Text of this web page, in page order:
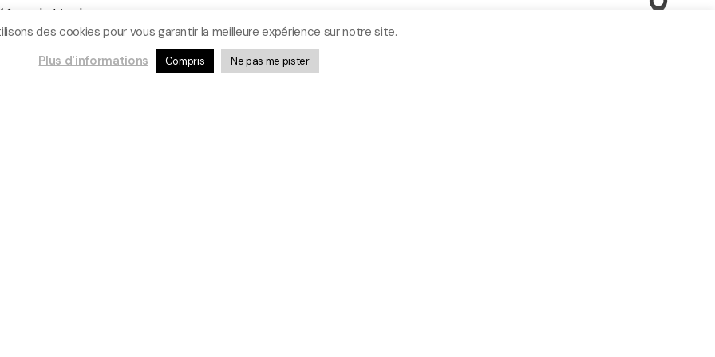
de Verdure
des cookies pour vous garantir la meilleure expérience sur notre site.
Plus d'informations
Compris Ne pas me pister